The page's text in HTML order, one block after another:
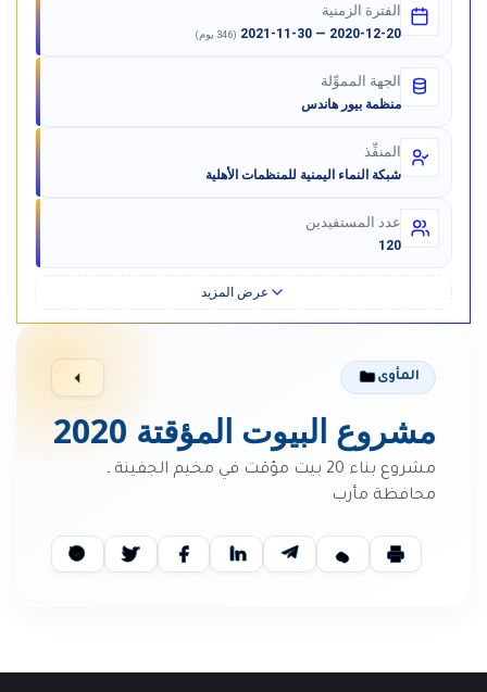
الفترة الزمنية
2020-12-20 — 2021-11-30 (346 يوم)
الجهة المموِّلة
منظمة بيور هاندس
المنفِّذ
شبكة النماء اليمنية للمنظمات الأهلية
عدد المستفيدين
120
عرض المزيد
المأوى
مشروع البيوت المؤقتة 2020
مشروع بناء 20 بيت مؤقت في مخيم الجفينة ـ
محافظة مأرب